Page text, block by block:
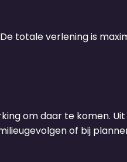
totale verlening is
om daar te komen.
of bij